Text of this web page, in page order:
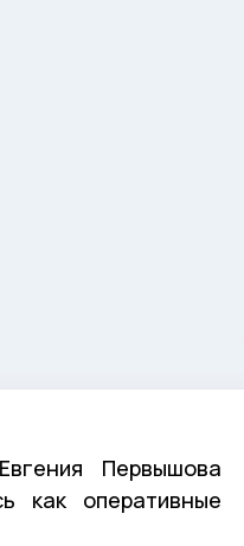
Первышова
как оперативные